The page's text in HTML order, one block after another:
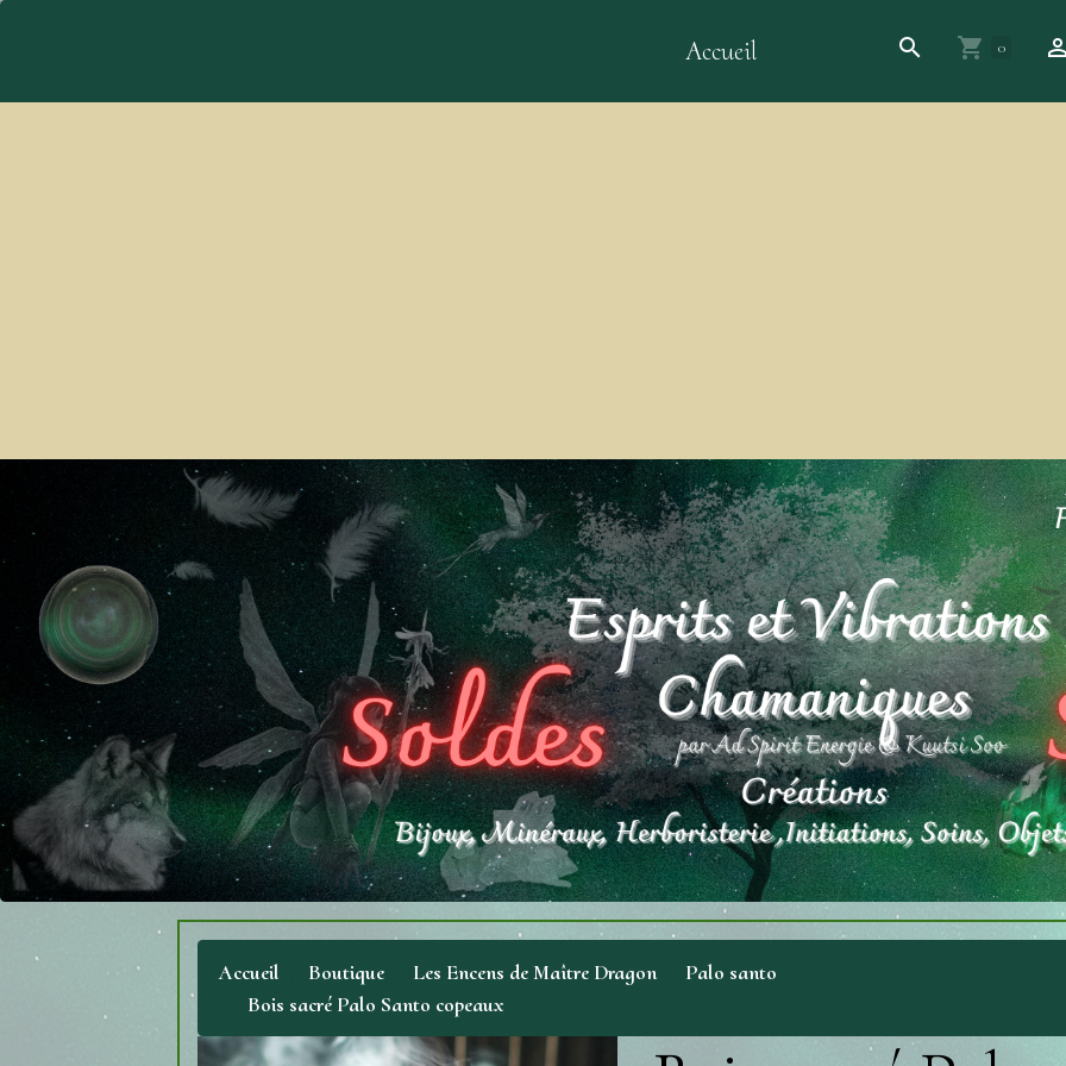
Accueil 0
Accueil Boutique Les Encens de Maître Dragon
Palo santo
Bois sacré Palo Santo copeaux